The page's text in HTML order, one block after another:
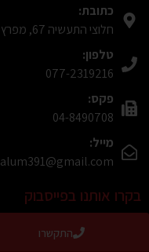
כתובת:
חלוצי התעשיה 67, מפרץ חיפה (הנופר 8, חיפה בWaze)
טלפון:
077-2319216
פקס:
04-8490708
מייל:
alum391@gmail.com
בקרו אותנו בפייסבוק
התקשרו